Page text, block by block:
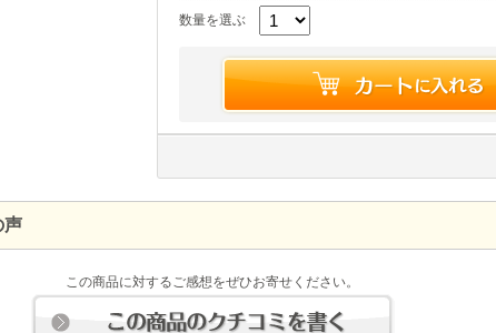
数量を選ぶ
声
この商品に対するご感想をぜひお寄せください。